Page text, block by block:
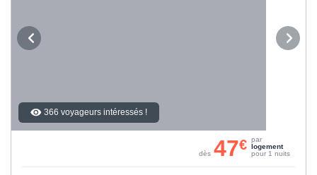
366 voyageurs intéressés !
dès 47€ par
logement
pour 1 nuits